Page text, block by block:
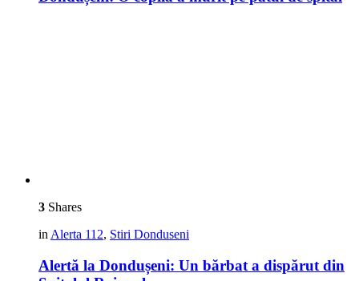
3 Shares
inAlerta 112, Stiri Donduseni
Alertă la Dondușeni: Un bărbat a dispărut din